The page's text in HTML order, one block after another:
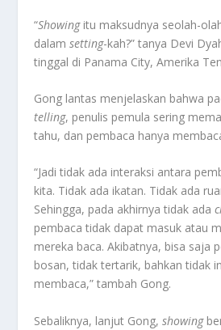
“Showingitu maksudnya seolah-
dalamsetting-kah?” tanya Devi
tinggal di Panama City, Amerika
Gong lantas menjelaskan bahwa
telling, penulis pemula sering
tahu, dan pembaca hanya
“Jadi tidak ada interaksi antara
kita. Tidak ada ikatan. Tidak ada
Sehingga, pada akhirnya tidak ada
pembaca tidak dapat masuk atau
mereka baca. Akibatnya, bisa saja
bosan, tidak tertarik, bahkan tidak
membaca,” tambah Gong.
Sebaliknya, lanjut Gong,showing